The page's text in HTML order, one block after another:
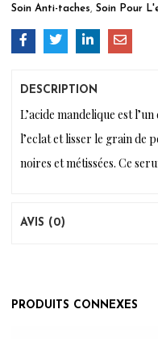
Soin Anti-taches,Soin Pour
DESCRIPTION
L’acide mandelique est
l’eclat et lisser le grain de
noires et métissées. Ce
AVIS (0)
PRODUITS CONNEXES